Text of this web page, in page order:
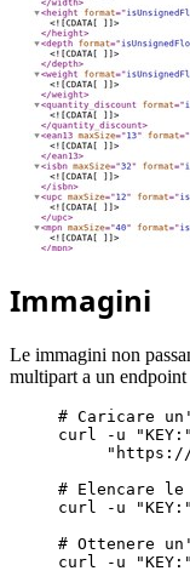
Immagini
Le immagini non
multipart a un endpoint
# Caricare
curl -u
"KEY:"
"https://
# Elencare le
curl -u
"KEY:"
# Ottenere
curl -u
"KEY:"